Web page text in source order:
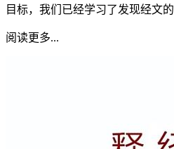
目标，我们已经学习了发现经文的
阅读更多...